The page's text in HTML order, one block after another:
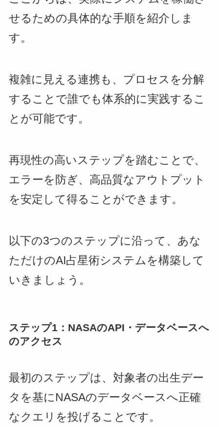
せるための具体的な手順を紹介しま
す。
複雑に見える連携も、プロセスを分解
することで誰でも体系的に実践するこ
とが可能です。
再現性の高いステップを踏むことで、
エラーを防ぎ、高品質なアウトプット
を安定して得ることができます。
以下の3つのステップに沿って、あな
ただけのAI占星術システムを構築して
いきましょう。
ステップ1：NASAのAPI・データベースへ
のアクセス
最初のステップは、対象者の出生デー
タを基にNASAのデータベースへ正確
なクエリを投げることです。